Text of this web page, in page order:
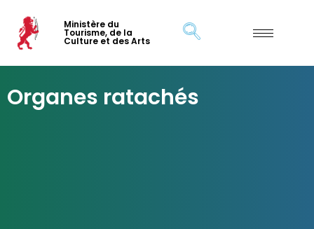
Ministère du
Tourisme, de la
Culture et des Arts
Organes ratachés